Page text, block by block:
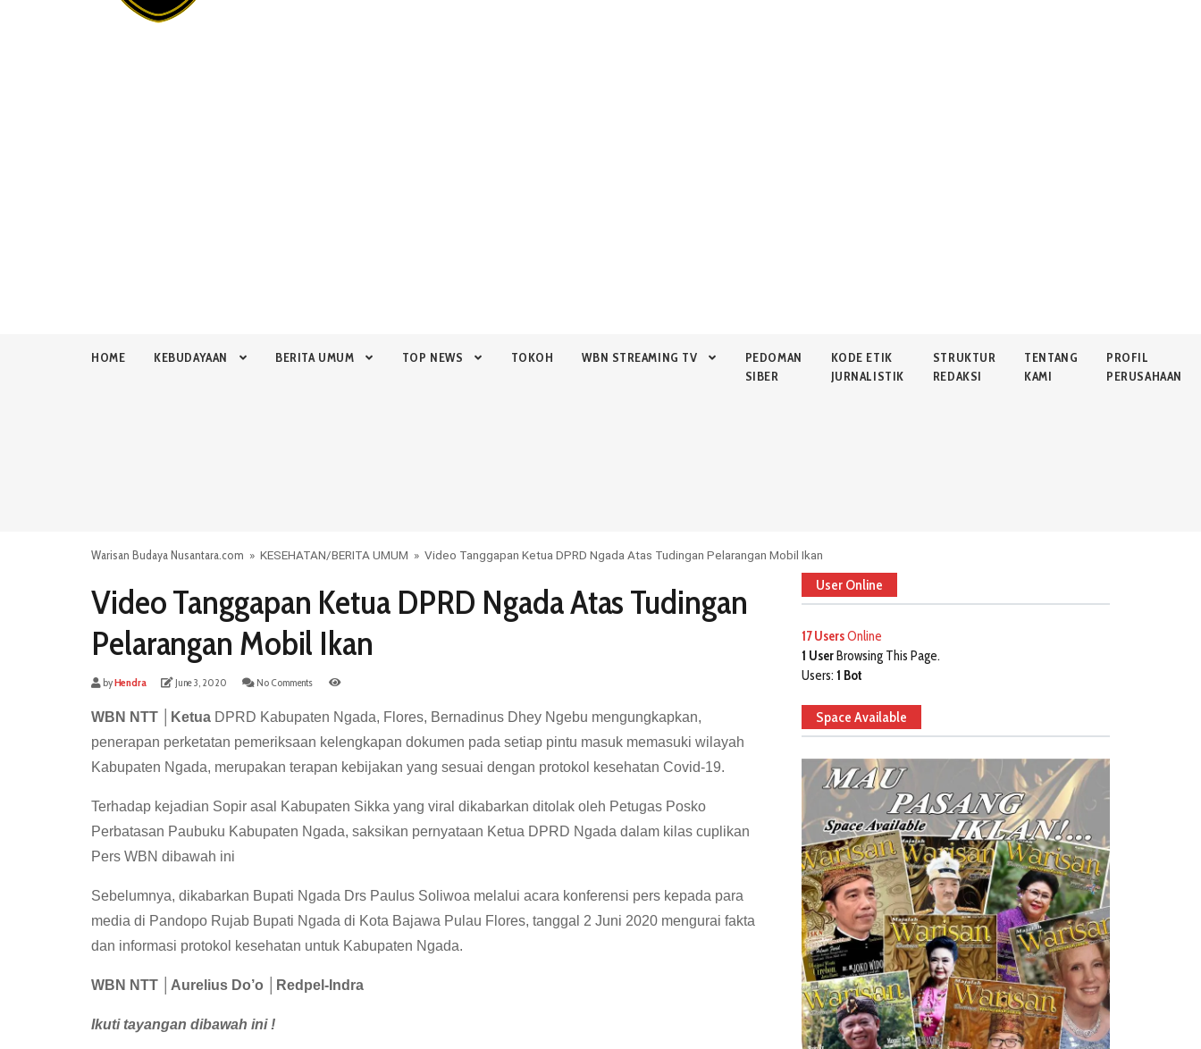
HOME KEBUDAYAAN BERITA UMUM TOP NEWS TOKOH WBN STREAMING TV
PEDOMAN
SIBER
KODE ETIK
JURNALISTIK
STRUKTUR
REDAKSI
TENTANG
KAMI
PROFIL
PERUSAHAAN
Warisan Budaya Nusantara.com » KESEHATAN/BERITA UMUM » Video Tanggapan Ketua DPRD Ngada Atas Tudingan Pelarangan Mobil Ikan
Video Tanggapan Ketua DPRD Ngada Atas Tudingan
Pelarangan Mobil Ikan
byHendra June 3, 2020 No Comments
WBN NTT │Ketua DPRD Kabupaten Ngada, Flores, Bernadinus Dhey Ngebu mengungkapkan,
penerapan perketatan pemeriksaan kelengkapan dokumen pada setiap pintu masuk memasuki wilayah
Kabupaten Ngada, merupakan terapan kebijakan yang sesuai dengan protokol kesehatan Covid-19.
Terhadap kejadian Sopir asal Kabupaten Sikka yang viral dikabarkan ditolak oleh Petugas Posko
Perbatasan Paubuku Kabupaten Ngada, saksikan pernyataan Ketua DPRD Ngada dalam kilas cuplikan
Pers WBN dibawah ini
Sebelumnya, dikabarkan Bupati Ngada Drs Paulus Soliwoa melalui acara konferensi pers kepada para
media di Pandopo Rujab Bupati Ngada di Kota Bajawa Pulau Flores, tanggal 2 Juni 2020 mengurai fakta
dan informasi protokol kesehatan untuk Kabupaten Ngada.
WBN NTT │Aurelius Do’o │Redpel-Indra
Ikuti tayangan dibawah ini !
User Online
17 UsersOnline
1 UserBrowsing This Page.
Users: 1 Bot
Space Available